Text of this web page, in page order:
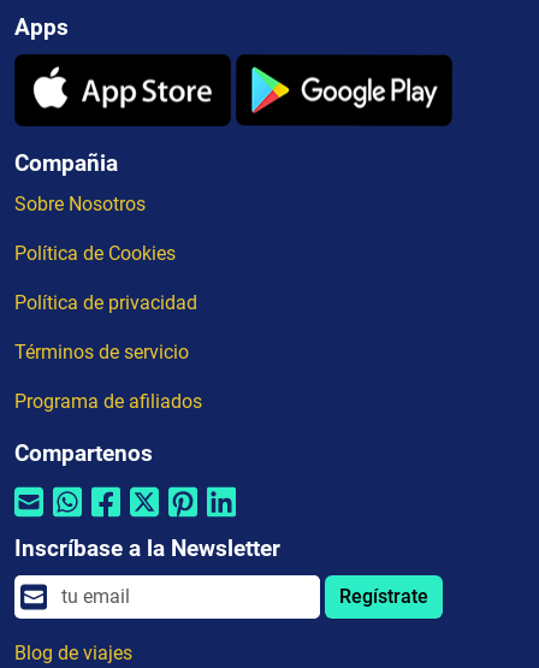
Apps
Compañia
Sobre Nosotros
Política de Cookies
Política de privacidad
Términos de servicio
Programa de afiliados
Compartenos
Inscríbase a la Newsletter
Regístrate
Blog de viajes